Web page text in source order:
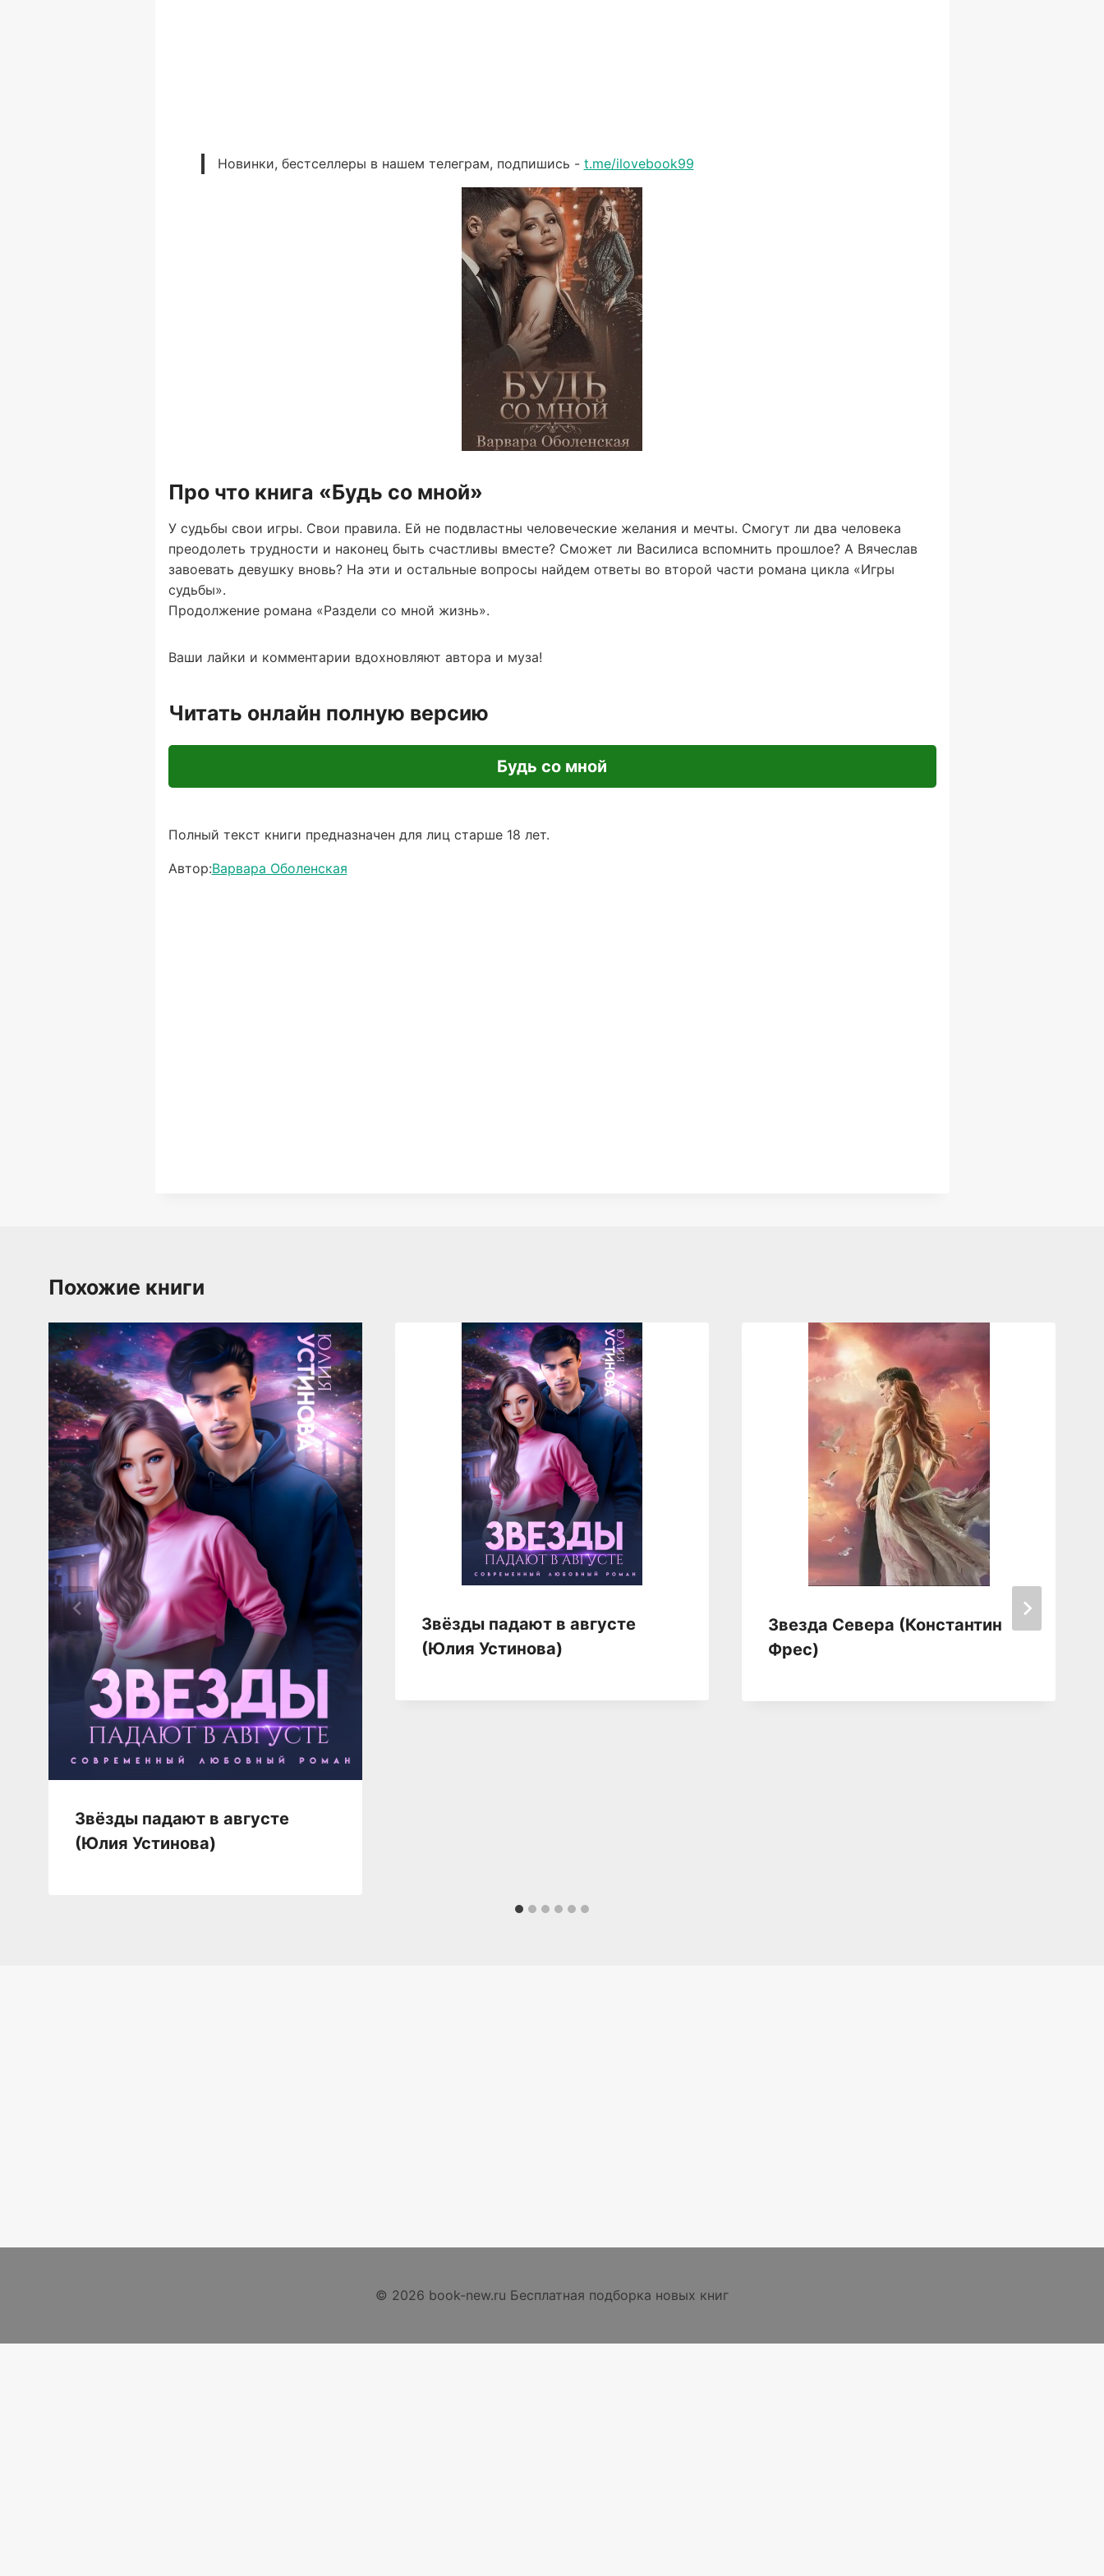
Новинки, бестселлеры в нашем телеграм, подпишись - t.me/ilovebook99
Про что книга «Будь со мной»
У судьбы свои игры. Свои правила. Ей не подвластны человеческие желания и мечты. Смогут ли два человека
преодолеть трудности и наконец быть счастливы вместе? Сможет ли Василиса вспомнить прошлое? А Вячеслав
завоевать девушку вновь? На эти и остальные вопросы найдем ответы во второй части романа цикла «Игры
судьбы».
Продолжение романа «Раздели со мной жизнь».
Ваши лайки и комментарии вдохновляют автора и муза!
Читать онлайн полную версию
Будь со мной
Полный текст книги предназначен для лиц старше 18 лет.
Автор:Варвара Оболенская
Похожие книги
Звёзды падают в августе
(Юлия Устинова)
Звёзды падают в августе
(Юлия Устинова)
Звезда Севера (Константин
Фрес)
© 2026 book-new.ru Бесплатная подборка новых книг